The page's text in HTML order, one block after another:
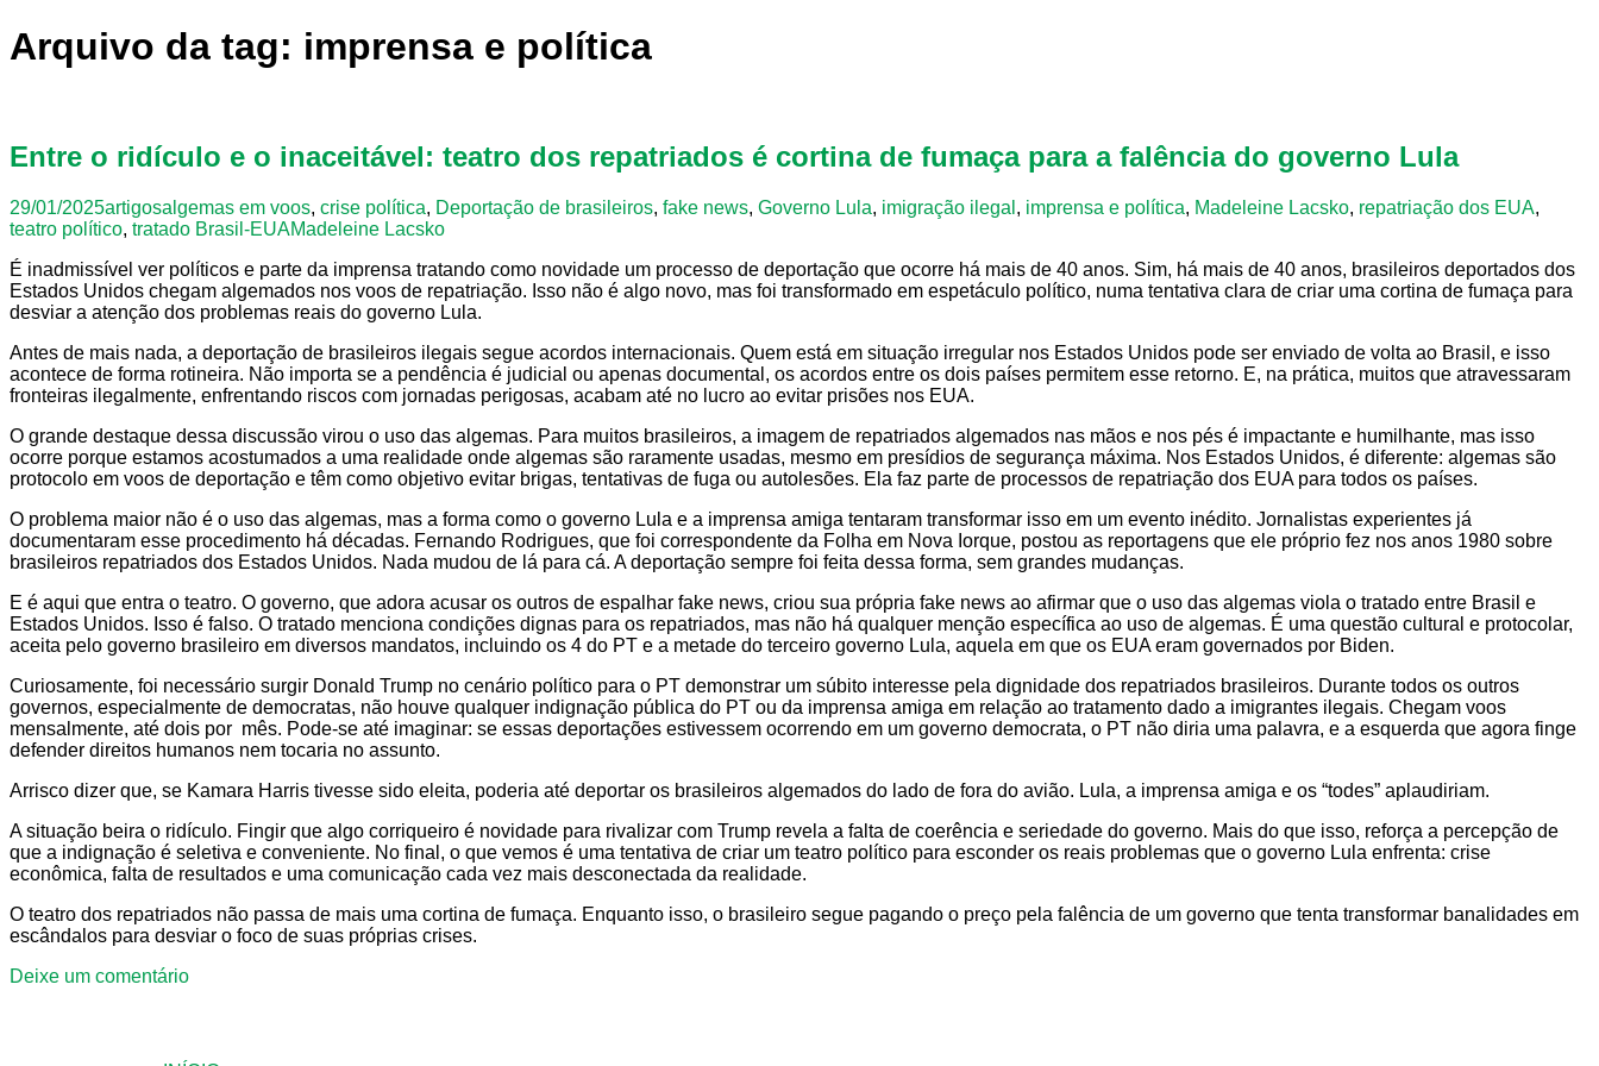
Arquivo da tag: imprensa e política
Entre o ridículo e o inaceitável: teatro dos repatriados é cortina de fumaça para a falência do governo Lula
29/01/2025artigosalgemas em voos, crise política, Deportação de brasileiros, fake news, Governo Lula, imigração ilegal , imprensa e política, Madeleine Lacsko, repatriação dos EUA,
teatro político, tratado Brasil-EUAMadeleine Lacsko
É inadmissível ver políticos e parte da imprensa tratando como novidade um processo de deportação que ocorre há mais de 40 anos. Sim, há mais de 40 anos, brasileiros deportados dos
Estados Unidos chegam algemados nos voos de repatriação. Isso não é algo novo, mas foi transformado em espetáculo político, numa tentativa clara de criar uma cortina de fumaça para
desviar a atenção dos problemas reais do governo Lula.
Antes de mais nada, a deportação de brasileiros ilegais segue acordos internacionais. Quem está em situação irregular nos Estados Unidos pode ser enviado de volta ao Brasil, e isso
acontece de forma rotineira. Não importa se a pendência é judicial ou apenas documental, os acordos entre os dois países permitem esse retorno. E, na prática, muitos que atravessaram
fronteiras ilegalmente, enfrentando riscos com jornadas perigosas, acabam até no lucro ao evitar prisões nos EUA.
O grande destaque dessa discussão virou o uso das algemas. Para muitos brasileiros, a imagem de repatriados algemados nas mãos e nos pés é impactante e humilhante, mas isso
ocorre porque estamos acostumados a uma realidade onde algemas são raramente usadas, mesmo em presídios de segurança máxima. Nos Estados Unidos, é diferente: algemas são
protocolo em voos de deportação e têm como objetivo evitar brigas, tentativas de fuga ou autolesões. Ela faz parte de processos de repatriação dos EUA para todos os países.
O problema maior não é o uso das algemas, mas a forma como o governo Lula e a imprensa amiga tentaram transformar isso em um evento inédito. Jornalistas experientes já
documentaram esse procedimento há décadas. Fernando Rodrigues, que foi correspondente da Folha em Nova Iorque, postou as reportagens que ele próprio fez nos anos 1980 sobre
brasileiros repatriados dos Estados Unidos. Nada mudou de lá para cá. A deportação sempre foi feita dessa forma, sem grandes mudanças.
E é aqui que entra o teatro. O governo, que adora acusar os outros de espalhar fake news, criou sua própria fake news ao afirmar que o uso das algemas viola o tratado entre Brasil e
Estados Unidos. Isso é falso. O tratado menciona condições dignas para os repatriados, mas não há qualquer menção específica ao uso de algemas. É uma questão cultural e protocolar,
aceita pelo governo brasileiro em diversos mandatos, incluindo os 4 do PT e a metade do terceiro governo Lula, aquela em que os EUA eram governados por Biden.
Curiosamente, foi necessário surgir Donald Trump no cenário político para o PT demonstrar um súbito interesse pela dignidade dos repatriados brasileiros. Durante todos os outros
governos, especialmente de democratas, não houve qualquer indignação pública do PT ou da imprensa amiga em relação ao tratamento dado a imigrantes ilegais. Chegam voos
mensalmente, até dois por mês. Pode-se até imaginar: se essas deportações estivessem ocorrendo em um governo democrata, o PT não diria uma palavra, e a esquerda que agora finge
defender direitos humanos nem tocaria no assunto.
Arrisco dizer que, se Kamara Harris tivesse sido eleita, poderia até deportar os brasileiros algemados do lado de fora do avião. Lula, a imprensa amiga e os “todes” aplaudiriam.
A situação beira o ridículo. Fingir que algo corriqueiro é novidade para rivalizar com Trump revela a falta de coerência e seriedade do governo. Mais do que isso, reforça a percepção de
que a indignação é seletiva e conveniente. No final, o que vemos é uma tentativa de criar um teatro político para esconder os reais problemas que o governo Lula enfrenta: crise
econômica, falta de resultados e uma comunicação cada vez mais desconectada da realidade.
O teatro dos repatriados não passa de mais uma cortina de fumaça. Enquanto isso, o brasileiro segue pagando o preço pela falência de um governo que tenta transformar banalidades em
escândalos para desviar o foco de suas próprias crises.
Deixe um comentário